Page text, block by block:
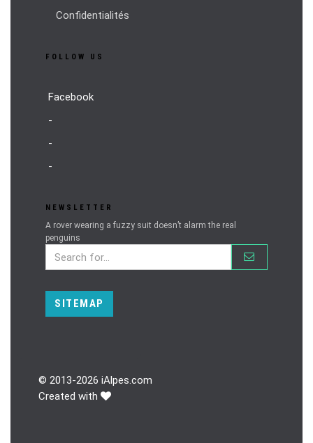
Confidentialités
FOLLOW US
Facebook
-
-
-
NEWSLETTER
A rover wearing a fuzzy suit doesn’t alarm the real
penguins
SITEMAP
© 2013-2026 iAlpes.com
Created with